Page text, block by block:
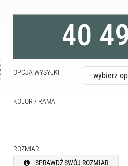
40
OPCJA WYSYŁKI:
KOLOR / RAMA
ROZMIAR
SPRAWDŹ SWÓJ ROZMIAR